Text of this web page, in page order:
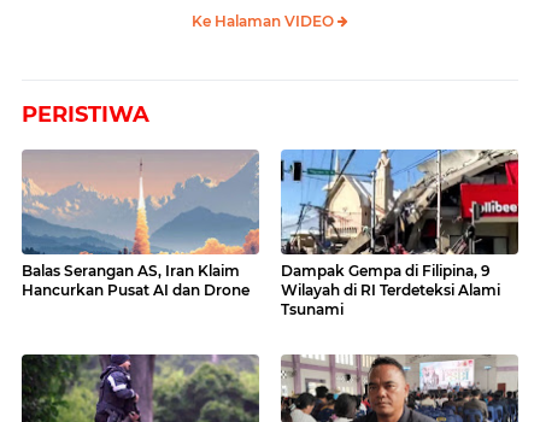
Ke Halaman VIDEO
PERISTIWA
Balas Serangan AS, Iran Klaim
Hancurkan Pusat AI dan Drone
Dampak Gempa di Filipina, 9
Wilayah di RI Terdeteksi Alami
Tsunami